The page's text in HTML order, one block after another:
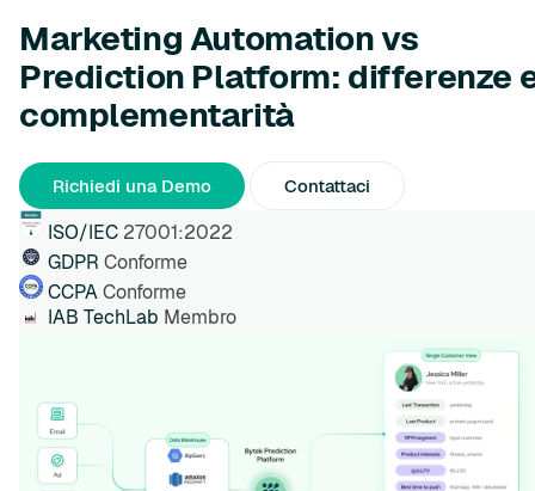
Marketing Automation vs
Prediction Platform: differenze
complementarità
Richiedi una Demo Contattaci
ISO/IEC 27001:2022
GDPR Conforme
CCPAConforme
IAB TechLab Membro